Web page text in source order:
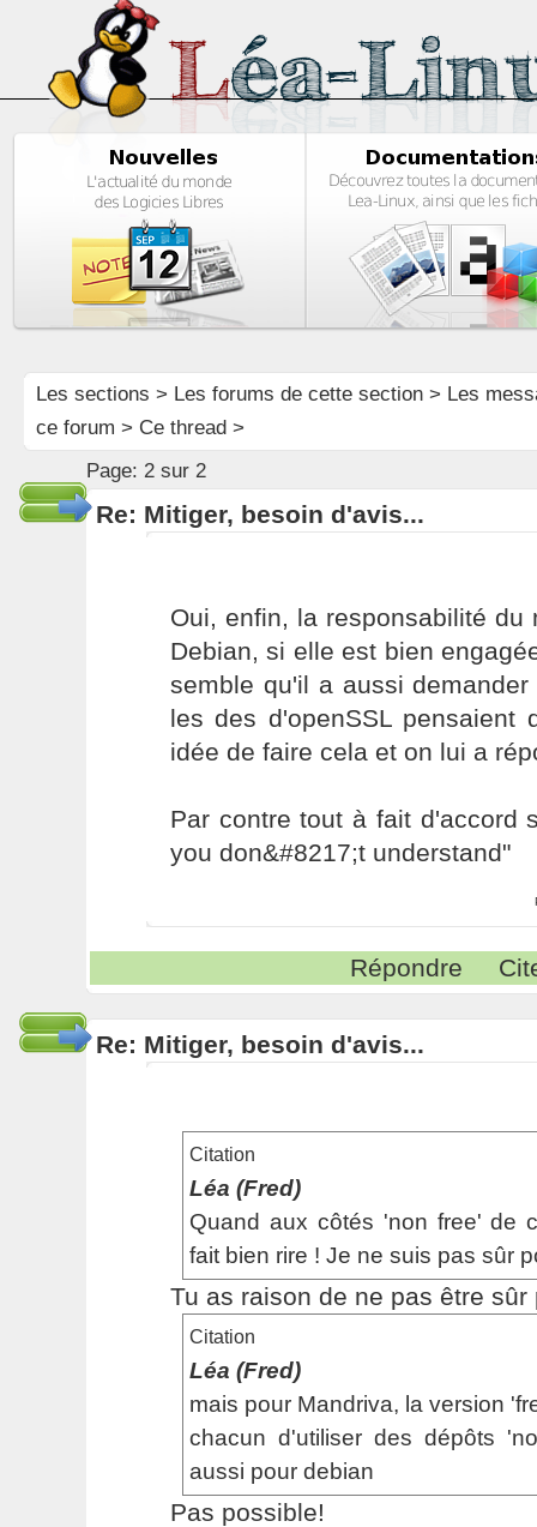
Les sections > Les forums de cette section> Les
ce forum > Ce thread >
Page: 2 sur 2
Re: Mitiger, besoin d'avis...
Oui, enfin, la responsabilité du
Debian, si elle est bien
semble qu'il a aussi
les des d'openSSL pensaient
idée de faire cela et on lui a
Par contre tout à fait d'accord
you don&#8217;t understand"
Répondre
Re: Mitiger, besoin d'avis...
Citation
Léa (Fred)
Quand aux côtés 'non free' de
fait bien rire ! Je ne suis pas sûr
Tu as raison de ne pas être sûr
Citation
Léa (Fred)
mais pour Mandriva, la version
chacun d'utiliser des dépôts
aussi pour debian
Pas possible!